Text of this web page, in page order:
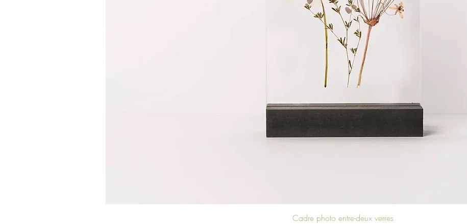
Cadre photo entre-deux verres